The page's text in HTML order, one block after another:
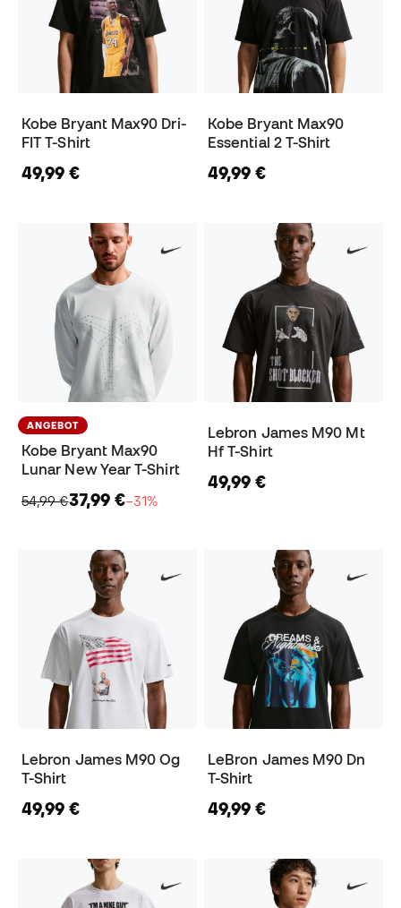
Kobe Bryant Max90 Dri-
FIT T-Shirt
49,99 €
Kobe Bryant Max90
Essential 2 T-Shirt
49,99 €
ANGEBOT
Kobe Bryant Max90
Lunar New Year T-Shirt
54,99 €37,99 €−31%
Lebron James M90 Mt
Hf T-Shirt
49,99 €
Lebron James M90 Og
T-Shirt
49,99 €
LeBron James M90 Dn
T-Shirt
49,99 €